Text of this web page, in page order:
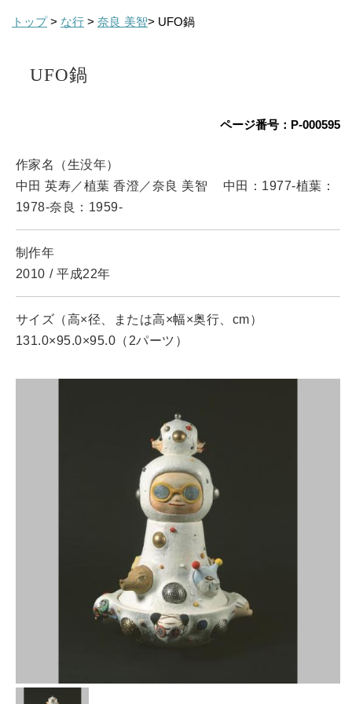
トップ> な行 > 奈良 美智> UFO鍋
UFO鍋
ページ番号：P-000595
作家名（生没年）
中田 英寿／植葉 香澄／奈良 美智
中田：1977-植葉：
1978-奈良：1959-
制作年
2010 / 平成22年
サイズ（高×径、または高×幅×奥行、cm）
131.0×95.0×95.0（2パーツ）